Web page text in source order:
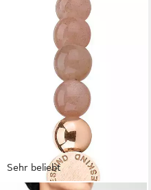
Sehr beliebt